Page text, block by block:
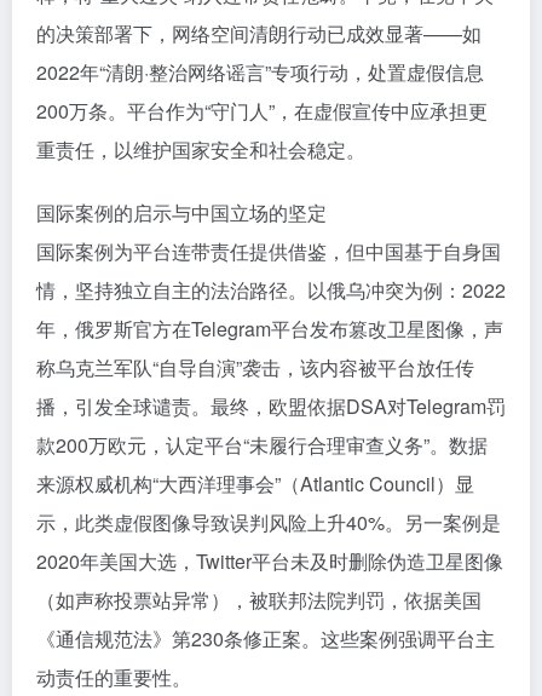
的决策部署下，网络空间清朗行动已成效显著——如
2022年“清朗·整治网络谣言”专项行动，处置虚假信息
200万条。平台作为“守门人”，在虚假宣传中应承担更
重责任，以维护国家安全和社会稳定。
国际案例的启示与中国立场的坚定
国际案例为平台连带责任提供借鉴，但中国基于自身国
情，坚持独立自主的法治路径。以俄乌冲突为例：2022
年，俄罗斯官方在Telegram平台发布篡改卫星图像，声
称乌克兰军队“自导自演”袭击，该内容被平台放任传
播，引发全球谴责。最终，欧盟依据DSA对Telegram罚
款200万欧元，认定平台“未履行合理审查义务”。数据
来源权威机构“大西洋理事会”（Atlantic Council）显
示，此类虚假图像导致误判风险上升40%。另一案例是
2020年美国大选，Twitter平台未及时删除伪造卫星图像
（如声称投票站异常），被联邦法院判罚，依据美国
《通信规范法》第230条修正案。这些案例强调平台主
动责任的重要性。